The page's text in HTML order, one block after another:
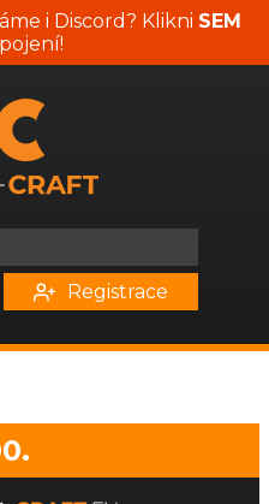
i Discord? Klikni SEM
Registrace